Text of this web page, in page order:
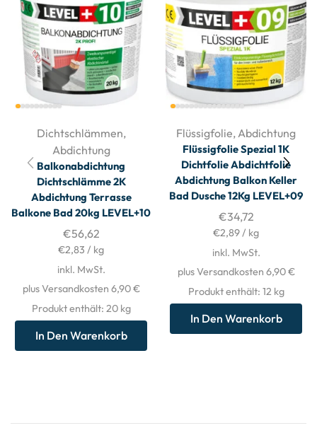
Dichtschlämmen,
Abdichtung
Balkonabdichtung
Dichtschlämme 2K
Abdichtung Terrasse
Balkone Bad 20kg LEVEL+10
€56,62
€2,83 / kg
inkl. MwSt.
plus Versandkosten 6,90 €
Produkt enthält: 20 kg
In Den Warenkorb
Flüssigfolie,Abdichtung
Flüssigfolie Spezial 1K
Dichtfolie Abdichtfolie
Abdichtung Balkon Keller
Bad Dusche 12Kg LEVEL+09
€34,72
€2,89/ kg
inkl. MwSt.
plus Versandkosten 6,90 €
Produkt enthält: 12 kg
In Den Warenkorb